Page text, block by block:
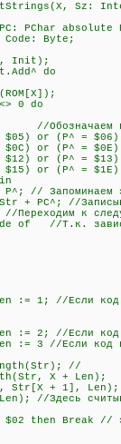
Sz:
PChar absolute
Byte;
Init);
do
0 do
or (P^ = $06) or
or (P^ = $0E) or
or (P^ = $13)
or (P^ = $1E)
// Запоминаем
PC^; //
к
//Т.к.
1; //Если код
2; //Если код
3 //Если код
//
X +
Str[X + 1],
//Здесь
then Break // это